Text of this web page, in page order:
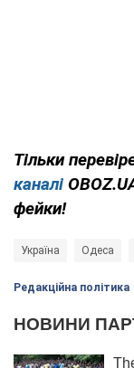
Тільки
каналі
фейки!
Україна Одеса
Редакційна політика